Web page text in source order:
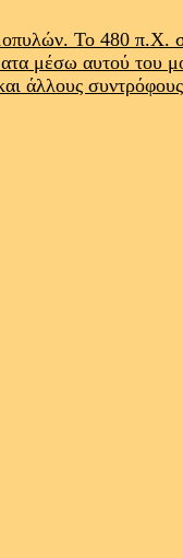
Το 480
μέσω αυτού του
άλλους